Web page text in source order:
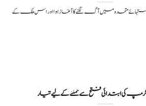
متحدہ میں آگ لگنے کا آغاز ہوا اور اس ملک کے
کی ابتدائی فتح سے نمٹنے کے لیے تیار